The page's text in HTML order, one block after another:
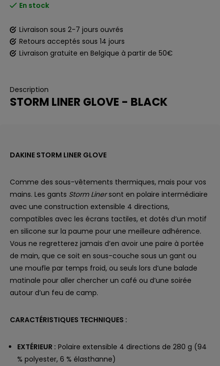
En stock
Livraison sous 2-7 jours ouvrés
Retours acceptés sous 14 jours
Livraison gratuite en Belgique à partir de 50€
Description
STORM LINER GLOVE - BLACK
DAKINE STORM LINER GLOVE
Comme des sous-vêtements thermiques, mais pour vos
mains. Les gants Storm Linersont en polaire intermédiaire
avec une construction extensible 4 directions,
compatibles avec les écrans tactiles, et dotés d’un motif
en silicone sur la paume pour une meilleure adhérence.
Vous ne regretterez jamais d’en avoir une paire à portée
de main, que ce soit en sous-couche sous un gant ou
une moufle par temps froid, ou seuls lors d’une balade
matinale pour aller chercher un café ou d’une soirée
autour d’un feu de camp.
CARACTÉRISTIQUES TECHNIQUES :
EXTÉRIEUR : Polaire extensible 4 directions de 280 g (94
% polyester, 6 % élasthanne)